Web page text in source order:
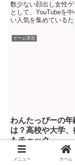
数少ない顔出し女性
として、YouTubeを
い人気を集めている
ん。猫耳のヘッドホ
マークで、視聴者を一
むハイテンションな配
ゲーム実況
わんたっぴーの年
は？高校や大学
もチェック
Apex Legendsのプロ
して活躍する「わん
メニュー ホーム